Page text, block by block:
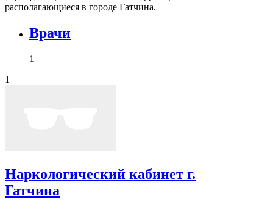
располагающиеся в городе Гатчина.
Врачи
1
1
Наркологический кабинет г.
Гатчина